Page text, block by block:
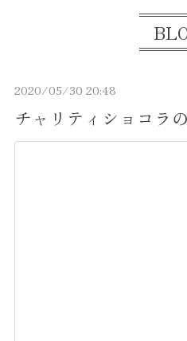
チャリティショコラ
2020/05/30 20:48